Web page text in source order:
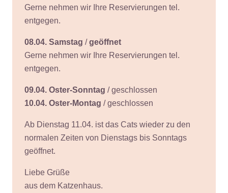
Gerne nehmen wir Ihre Reservierungen tel.
entgegen.
08.04. Samstag /geöffnet
Gerne nehmen wir Ihre Reservierungen tel.
entgegen.
09.04. Oster-Sonntag / geschlossen
10.04. Oster-Montag / geschlossen
Ab Dienstag 11.04. ist das Cats wieder zu den
normalen Zeiten von Dienstags bis Sonntags
geöffnet.
Liebe Grüße
aus dem Katzenhaus.